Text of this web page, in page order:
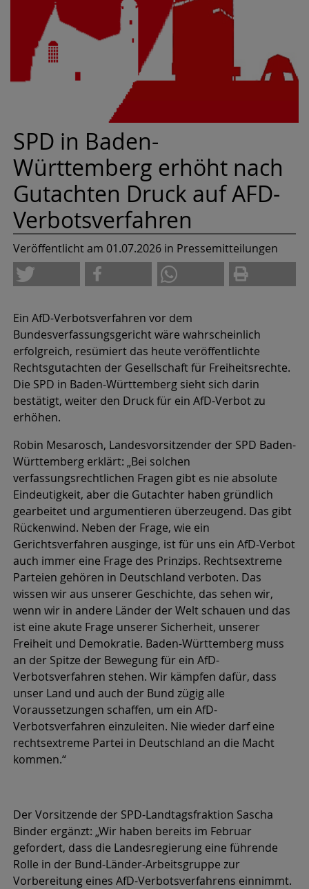
SPD in Baden-
Württemberg erhöht nach
Gutachten Druck auf AFD-
Verbotsverfahren
Veröffentlicht am 01.07.2026 in Pressemitteilungen
Ein AfD-Verbotsverfahren vor dem
Bundesverfassungsgericht wäre wahrscheinlich
erfolgreich, resümiert das heute veröffentlichte
Rechtsgutachten der Gesellschaft für Freiheitsrechte.
Die SPD in Baden-Württemberg sieht sich darin
bestätigt, weiter den Druck für ein AfD-Verbot zu
erhöhen.
Robin Mesarosch, Landesvorsitzender der SPD Baden-
Württemberg erklärt: „Bei solchen
verfassungsrechtlichen Fragen gibt es nie absolute
Eindeutigkeit, aber die Gutachter haben gründlich
gearbeitet und argumentieren überzeugend. Das gibt
Rückenwind. Neben der Frage, wie ein
Gerichtsverfahren ausginge, ist für uns ein AfD-Verbot
auch immer eine Frage des Prinzips. Rechtsextreme
Parteien gehören in Deutschland verboten. Das
wissen wir aus unserer Geschichte, das sehen wir,
wenn wir in andere Länder der Welt schauen und das
ist eine akute Frage unserer Sicherheit, unserer
Freiheit und Demokratie. Baden-Württemberg muss
an der Spitze der Bewegung für ein AfD-
Verbotsverfahren stehen. Wir kämpfen dafür, dass
unser Land und auch der Bund zügig alle
Voraussetzungen schaffen, um ein AfD-
Verbotsverfahren einzuleiten. Nie wieder darf eine
rechtsextreme Partei in Deutschland an die Macht
kommen.“
Der Vorsitzende der SPD-Landtagsfraktion Sascha
Binder ergänzt: „Wir haben bereits im Februar
gefordert, dass die Landesregierung eine führende
Rolle in der Bund-Länder-Arbeitsgruppe zur
Vorbereitung eines AfD-Verbotsverfahrens einnimmt.